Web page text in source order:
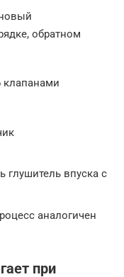
обратном
клапанами
глушитель впуска с
аналогичен
при